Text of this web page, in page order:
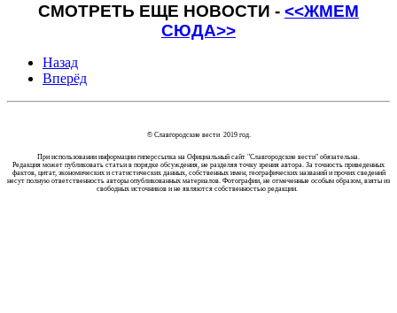
СМОТРЕТЬ ЕЩЕ НОВОСТИ - <<ЖМЕМ
СЮДА>>
Назад
Вперёд
© Славгородские вести 2019 год.
При использовании информации гиперссылка на Официальный сайт "Славгородские вести" обязательна.
Редакция может публиковать статьи в порядке обсуждения, не разделяя точку зрения автора. За точность приведенных
фактов, цитат, экономических и статистических данных, собственных имен, географических названий и прочих сведений
несут полную ответственность авторы опубликованных материалов. Фотографии, не отмеченные особым образом, взяты из
свободных источников и не являются собственностью редакции.